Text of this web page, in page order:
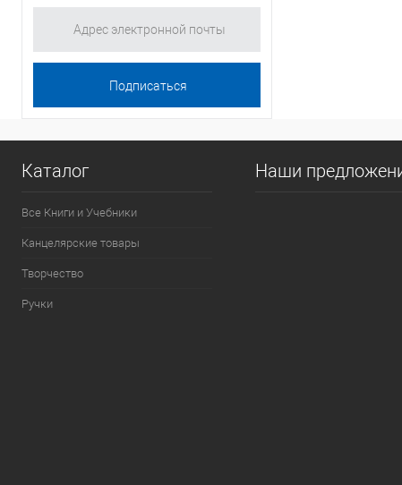
Каталог
Все Книги и Учебники
Канцелярские товары
Творчество
Ручки
Наши